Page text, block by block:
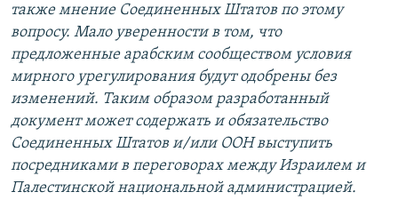
также мнение Соединенных Штатов по этому
вопросу. Мало уверенности в том, что
предложенные арабским сообществом условия
мирного урегулирования будут одобрены без
изменений. Таким образом разработанный
документ может содержать и обязательство
Соединенных Штатов и/или ООН выступить
посредниками в переговорах между Израилем и
Палестинской национальной администрацией.